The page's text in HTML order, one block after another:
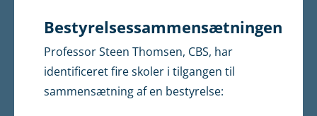
Bestyrelsessammensætningen
Professor Steen Thomsen, CBS, har
identificeret fire skoler i tilgangen til
sammensætning af en bestyrelse: